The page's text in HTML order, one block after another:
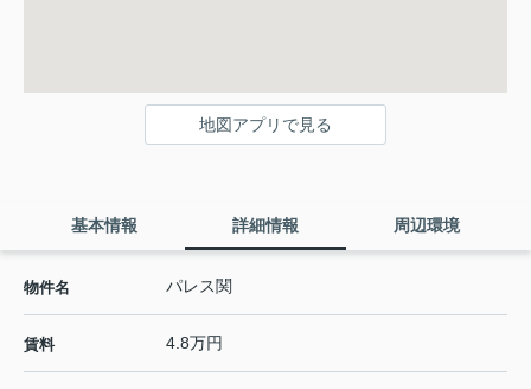
地図アプリで見る
基本情報 詳細情報 周辺環境
物件名 パレス関
賃料 4.8万円